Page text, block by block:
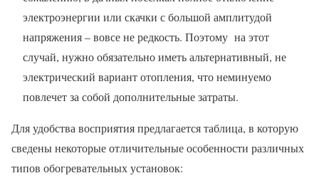
электроэнергии или скачки с большой амплитудой
напряжения – вовсе не редкость. Поэтому на этот
случай, нужно обязательно иметь альтернативный, не
электрический вариант отопления, что неминуемо
повлечет за собой дополнительные затраты.
Для удобства восприятия предлагается таблица, в которую
сведены некоторые отличительные особенности различных
типов обогревательных установок: